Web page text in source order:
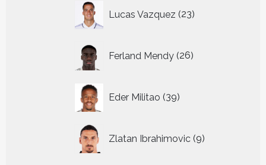
Lucas Vazquez 23
producten
Ferland Mendy 26
producten
Eder Militao 39
producten
Zlatan Ibrahimovic 9
producten